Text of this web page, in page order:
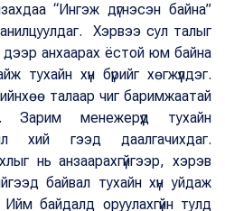
“Ингэж дүгнэсэн байна”
Хэрвээ сул талыг
анхаарах ёстой юм байна
тухайн хүн бүрийг хөгжүүлдэг.
талаар чиг баримжаатай
менежерүүд тухайн
хий гээд даалгачихдаг.
нь анзаарахгүйгээр, хэрэв
байвал тухайн хүн уйдаж
байдалд оруулахгүйн тулд